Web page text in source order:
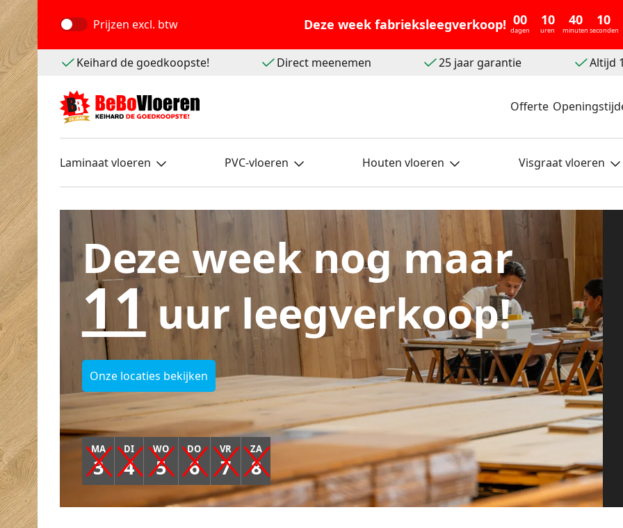
Prijzen excl. btw Deze week fabrieksleegverkoop! 00
dagen
10
uren
40
minuten
09
seconden
Keihard de goedkoopste! Direct meenemen 25 jaar garantie Altijd
Offerte
Laminaat vloeren PVC-vloeren Houten vloeren Visgraat vloeren
Deze week nog maar
11uur leegverkoop!
Onze locaties bekijken
MA
3
DI
4
WO
5
DO
6
VR
7
ZA
8